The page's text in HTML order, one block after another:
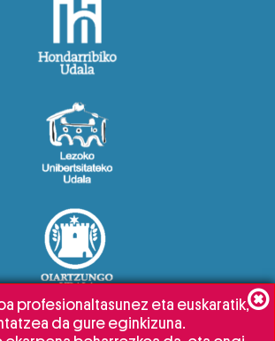
profesionaltasunez eta euskaratik,
da gure eginkizuna.